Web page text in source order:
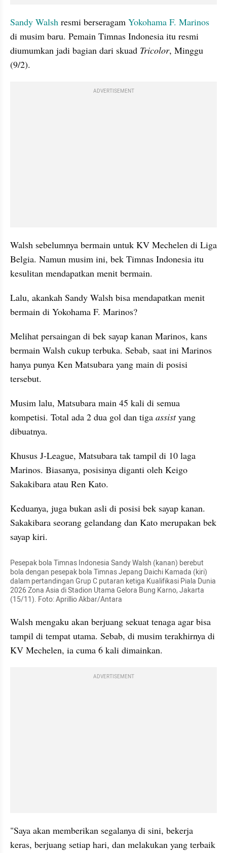
Sandy Walsh resmi berseragam Yokohama F. Marinos
di musim baru. Pemain Timnas Indonesia itu resmi
diumumkan jadi bagian dari skuad Tricolor, Minggu
(9/2).
ADVERTISEMENT
Walsh sebelumnya bermain untuk KV Mechelen di Liga
Belgia. Namun musim ini, bek Timnas Indonesia itu
kesulitan mendapatkan menit bermain.
Lalu, akankah Sandy Walsh bisa mendapatkan menit
bermain di Yokohama F. Marinos?
Melihat persaingan di bek sayap kanan Marinos, kans
bermain Walsh cukup terbuka. Sebab, saat ini Marinos
hanya punya Ken Matsubara yang main di posisi
tersebut.
Musim lalu, Matsubara main 45 kali di semua
kompetisi. Total ada 2 dua gol dan tiga assist yang
dibuatnya.
Khusus J-League, Matsubara tak tampil di 10 laga
Marinos. Biasanya, posisinya diganti oleh Keigo
Sakakibara atau Ren Kato.
Keduanya, juga bukan asli di posisi bek sayap kanan.
Sakakibara seorang gelandang dan Kato merupakan bek
sayap kiri.
Pesepak bola Timnas Indonesia Sandy Walsh (kanan) berebut
bola dengan pesepak bola Timnas Jepang Daichi Kamada (kiri)
dalam pertandingan Grup C putaran ketiga Kualifikasi Piala Dunia
2026 Zona Asia di Stadion Utama Gelora Bung Karno, Jakarta
(15/11). Foto: Aprillio Akbar/Antara
Walsh mengaku akan berjuang sekuat tenaga agar bisa
tampil di tempat utama. Sebab, di musim terakhirnya di
KV Mechelen, ia cuma 6 kali dimainkan.
ADVERTISEMENT
"Saya akan memberikan segalanya di sini, bekerja
keras, berjuang setiap hari, dan melakukan yang terbaik